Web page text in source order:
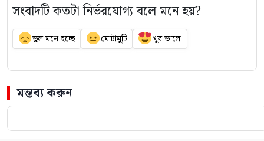
সংবাদটি কতটা নির্ভরযোগ্য বলে মনে হয়?
ভুল মনে হচ্ছে মোটামুটি খুব ভালো
মন্তব্য করুন